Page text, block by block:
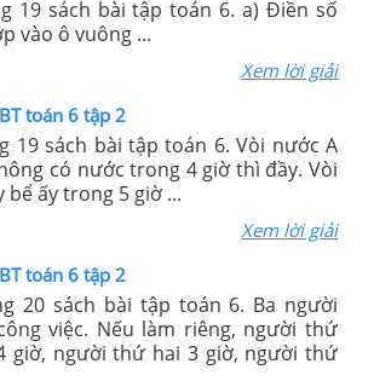
19 sách bài tập toán 6. a) Điền số
vào ô vuông ...
Xem lời giải
toán 6 tập 2
19 sách bài tập toán 6. Vòi nước A
có nước trong 4 giờ thì đầy. Vòi
bể ấy trong 5 giờ ...
Xem lời giải
toán 6 tập 2
20 sách bài tập toán 6. Ba người
việc. Nếu làm riêng, người thứ
giờ, người thứ hai 3 giờ, người thứ